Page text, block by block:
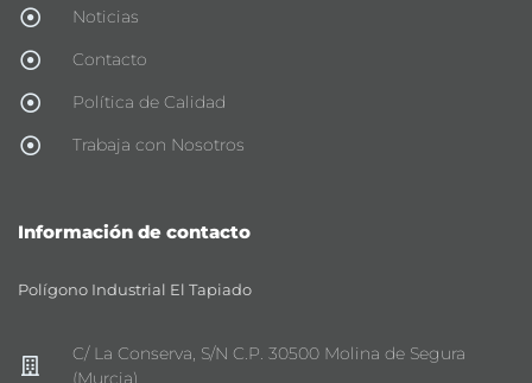
Noticias
Contacto
Política de Calidad
Trabaja con Nosotros
Información de contacto
Polígono Industrial El Tapiado
C/ La Conserva, S/N C.P. 30500 Molina de Segura
(Murcia)